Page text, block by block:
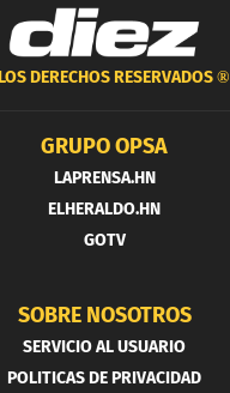
DERECHOS RESERVADOS ®
GRUPO OPSA
LAPRENSA.HN
ELHERALDO.HN
GOTV
SOBRE NOSOTROS
SERVICIO AL USUARIO
POLITICAS DE PRIVACIDAD